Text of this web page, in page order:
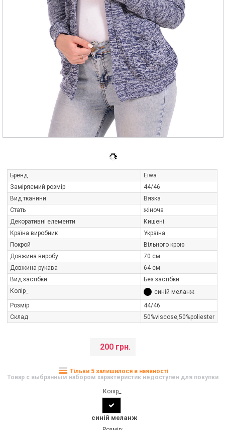
Бренд
Eiwa
Заміряємий розмір
44/46
Вид тканини
Вязка
Стать
жіноча
Декоративні елементи
Кишені
Країна виробник
Україна
Покрой
Вільного крою
Довжина виробу
70 см
Довжина рукава
64 см
Вид застібки
Без застібки
Колір_
синій меланж
Розмір
44/46
Склад
50%viscose,50%poliester
200 грн.
Тільки 5 залишилося в наявності
Товар с выбранным набором характеристик недоступен для покупки
Колір_:
синій меланж